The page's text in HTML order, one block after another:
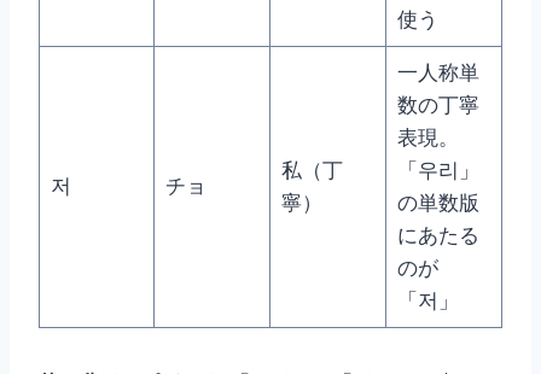
使う
저 チョ
私（丁
寧）
一人称単
数の丁寧
表現。
「우리」
の単数版
にあたる
のが
「저」